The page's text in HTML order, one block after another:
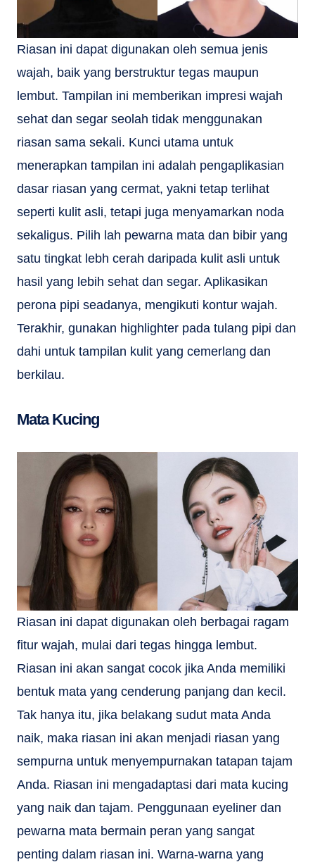
Riasan ini dapat digunakan oleh semua jenis
wajah, baik yang berstruktur tegas maupun
lembut. Tampilan ini memberikan impresi wajah
sehat dan segar seolah tidak menggunakan
riasan sama sekali. Kunci utama untuk
menerapkan tampilan ini adalah pengaplikasian
dasar riasan yang cermat, yakni tetap terlihat
seperti kulit asli, tetapi juga menyamarkan noda
sekaligus. Pilih lah pewarna mata dan bibir yang
satu tingkat lebh cerah daripada kulit asli untuk
hasil yang lebih sehat dan segar. Aplikasikan
perona pipi seadanya, mengikuti kontur wajah.
Terakhir, gunakan highlighter pada tulang pipi dan
dahi untuk tampilan kulit yang cemerlang dan
berkilau.
Mata Kucing
Riasan ini dapat digunakan oleh berbagai ragam
fitur wajah, mulai dari tegas hingga lembut.
Riasan ini akan sangat cocok jika Anda memiliki
bentuk mata yang cenderung panjang dan kecil.
Tak hanya itu, jika belakang sudut mata Anda
naik, maka riasan ini akan menjadi riasan yang
sempurna untuk menyempurnakan tatapan tajam
Anda. Riasan ini mengadaptasi dari mata kucing
yang naik dan tajam. Penggunaan eyeliner dan
pewarna mata bermain peran yang sangat
penting dalam riasan ini. Warna-warna yang